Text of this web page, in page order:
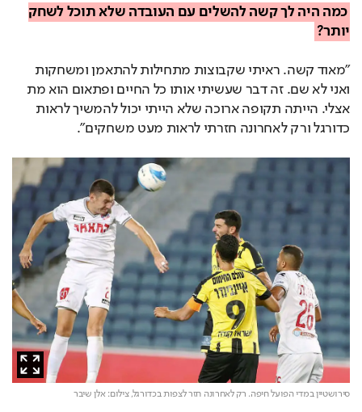
כמה היה לך קשה להשלים עם העובדה שלא תוכל לשחק
יותר?
"מאוד קשה. ראיתי שקבוצות מתחילות להתאמן ומשחקות
ואני לא שם. זה דבר שעשיתי אותו כל החיים ופתאום הוא מת
אצלי. הייתה תקופה ארוכה שלא הייתי יכול להמשיך לראות
כדורגל ורק לאחרונה חזרתי לראות מעט משחקים".
סירושטיין במדי הפועל חיפה. רק לאחרונה חזר לצפות בכדורגל,צילום: אלן שיבר